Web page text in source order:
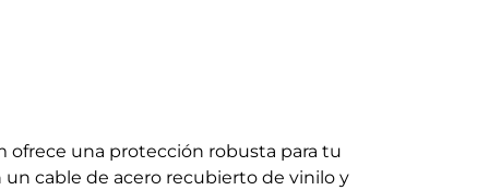
ofrece una protección robusta para tu
cable de acero recubierto de vinilo y